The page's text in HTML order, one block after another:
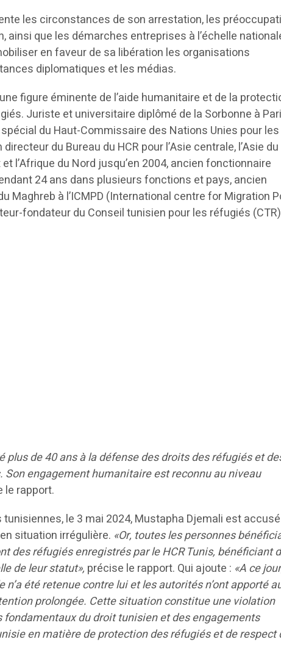
les circonstances de son arrestation, les
ainsi que les démarches entreprises à l’échelle
en faveur de sa libération les organisations
diplomatiques et les médias.
figure éminente de l’aide humanitaire et de la
Juriste et universitaire diplômé de la Sorbonne à
du Haut-Commissaire des Nations Unies pour les
du Bureau du HCR pour l’Asie centrale, l’Asie
l’Afrique du Nord jusqu’en 2004, ancien fonctionnaire
24 ans dans plusieurs fonctions et pays, ancien
Maghreb à l’ICMPD (International centre for Migration
fondateur du Conseil tunisien pour les réfugiés (CTR)
plus de 40 ans à la défense des droits des réfugiés et
Son engagement humanitaire est reconnu au niveau
le rapport.
le 3 mai 2024, Mustapha Djemali est accusé
situation irrégulière. «Or, toutes les personnes
des réfugiés enregistrés par le HCR Tunis, bénéficiant
de leur statut», précise le rapport. Qui ajoute : «A ce
n’a été retenue contre lui et les autorités n’ont apporté
prolongée. Cette situation constitue une violation
fondamentaux du droit tunisien et des engagements
en matière de protection des réfugiés et de respect